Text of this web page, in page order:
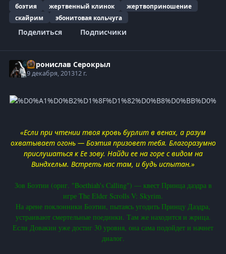
боэтия жертвенный клинок
жертвоприношение
скайрим
эбонитовая кольчуга
Поделиться Подписчики
Воронислав Серокрыл
9 декабря, 201312 г.
«Если при чтении твоя кровь бурлит в венах, а разум
охватывает огонь — Боэтия призовет тебя. Благоразумно
прислушаться к Ее зову. Найди ее на горе с видом на
Виндхельм. Встреть нас там, и будь испытан.»
Зов Боэтии (ориг. "Boethiah's Calling") — квест Принца даэдра в
игре The Elder Scrolls V: Skyrim.
На арене поклонники Боэтии, пытаясь угодить Принцу Даэдра,
устраивают смертельные поединки. Там же находится и жрица.
Если Довакин уже достиг 30 уровня, она сама подойдет и начнет
диалог.